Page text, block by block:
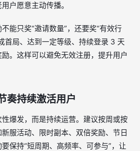
户愿意主动传播。
能只奖“邀请数量”，还要奖“有效行
首局、达到一定等级、持续登录 3 天
。这样可以避免无效注册，提升用户
奏持续激活用户
爆发，而是持续运营。建议按周或按
服活动、限时副本、双倍奖励、节日
保持“短周期、高频率、可参与”，让